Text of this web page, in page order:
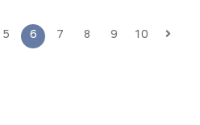
5 6 7 8 9 10